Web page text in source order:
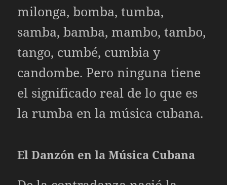
milonga, bomba, tumba,
samba, bamba, mambo, tambo,
tango, cumbé, cumbia y
candombe. Pero ninguna tiene
el significado real de lo que es
la rumba en la música cubana.
El Danzón en la Música Cubana